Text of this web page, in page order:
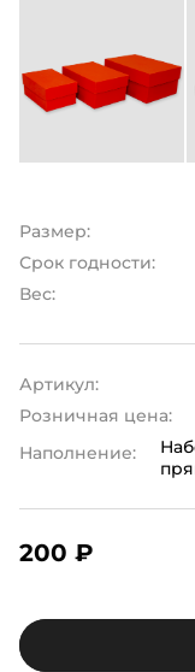
Размер:
Срок годности:
Вес:
Артикул:
Розничная цена:
Наполнение:
200 ₽